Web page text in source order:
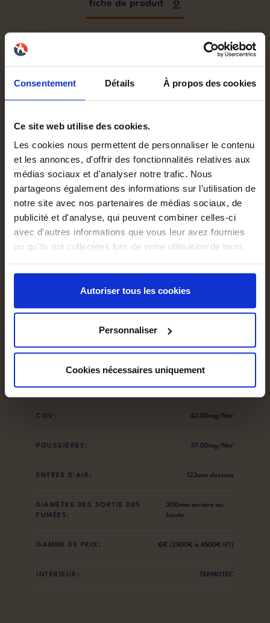
Consentement Détails À propos des cookies
Ce site web utilise des cookies.
Les cookies nous permettent de personnaliser le contenu
et les annonces, d'offrir des fonctionnalités relatives aux
médias sociaux et d'analyser notre trafic. Nous
partageons également des informations sur l'utilisation de
notre site avec nos partenaires de médias sociaux, de
publicité et d'analyse, qui peuvent combiner celles-ci
avec d'autres informations que vous leur avez fournies
ou qu'ils ont collectées lors de votre utilisation de leurs
Autoriser tous les cookies
Personnaliser
Cookies nécessaires uniquement
fiche de produit
Référence des données : NADIA 14. Pour
contacter.
PUISSANCE MINIMALE: 6.00kW
PUISSANCE NOMINALE AIR:
EFFICACITÉ ÉNERGÉTIQUE SAISONNIÈRE: 70.00%
CO: 1093.00mg/Nm³
COV: 43.00mg/Nm³
POUSSIÈRES: 37.00mg/Nm³
ENTRÉE D'AIR: 123mm dessous
DIAMÈTRE DES SORTIE DES
FUMÉES:
200mm arrière ou
haute
GAMME DE PRIX: €€ (2500€ à 4500€ HT)
INTÉRIEUR: TERMOTEC